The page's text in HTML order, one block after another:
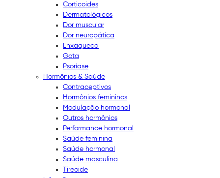
Corticoides
Dermatológicos
Dor muscular
Dor neuropática
Enxaqueca
Gota
Psoríase
Hormônios & Saúde
Contraceptivos
Hormônios femininos
Modulação hormonal
Outros hormônios
Performance hormonal
Saúde feminina
Saúde hormonal
Saúde masculina
Tireoide